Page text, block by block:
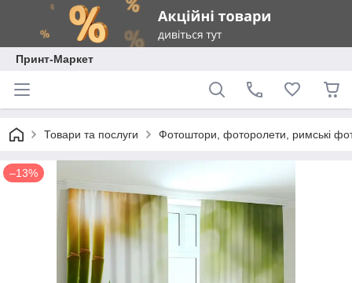
Принт-Маркет
Товари та послуги Фотоштори, фоторолети, римські
–13%